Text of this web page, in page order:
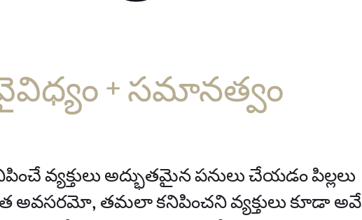
+ సమానత్వం
వ్యక్తులు అద్భుతమైన పనులు చేయడం పిల్లలు
అవసరమో, తమలా కనిపించని వ్యక్తులు కూడా అవే